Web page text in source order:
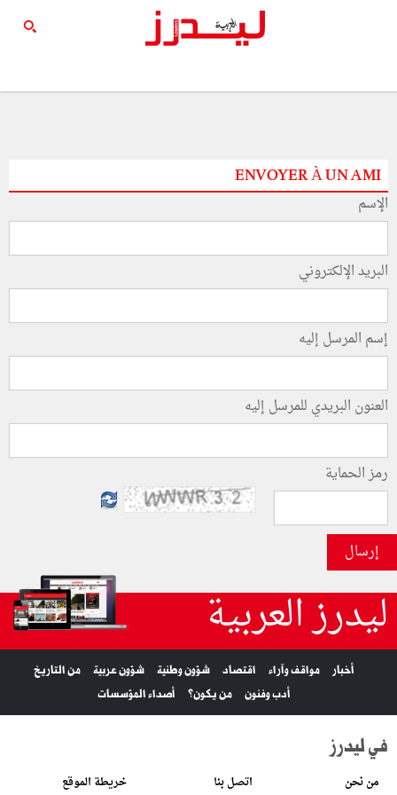
ENVOYER À UN AMI
الإسم
البريد الإلكتروني
إسم المرسل إليه
العنون البريدي للمرسل إليه
رمز الحماية
إرسال
ليدرز العربية
أخبار مواقف وآراء اقتصاد شؤون وطنية شؤون عربية
من التاريخ
أدب وفنون
من يكون؟ أصداء المؤسسات
في ليدرز
من نحن اتصل بنا خريطة الموقع